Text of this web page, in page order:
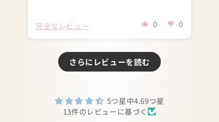
0 0
完全なレビュー
さらにレビューを読む
5つ星中4.69つ星
13件のレビューに基づく